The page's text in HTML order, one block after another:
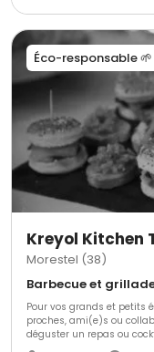
Éco-responsable 🌱
Kreyol Kitchen
Morestel (38)
Barbecue et
Pour vos grands et petits
proches, ami(e)s ou
déguster un repas ou
vous proposant des saveurs